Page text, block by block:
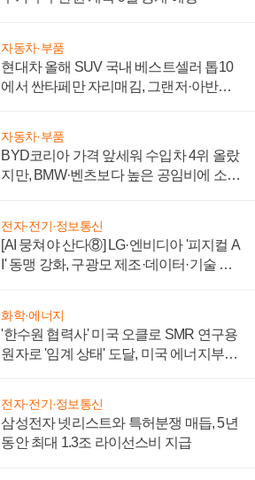
자동차·부품
현대차 올해 SUV 국내 베스트셀러 톱10
에서 싼타페만 자리매김, 그랜저·아반떼
자동차·부품
BYD코리아 가격 앞세워 수입차 4위 올랐
지만, BMW·벤츠보다 높은 공임비에 소비
전자·전기·정보통신
[AI 뭉쳐야 산다⑧] LG·엔비디아 '피지컬 A
I' 동맹 강화, 구광모 제조·데이터·기술 결
화학·에너지
'한수원 협력사' 미국 오클로 SMR 연구용
원자로 '임계 상태' 도달, 미국 에너지부
전자·전기·정보통신
삼성전자 넷리스트와 특허분쟁 매듭, 5년
동안 최대 1.3조 라이선스비 지급